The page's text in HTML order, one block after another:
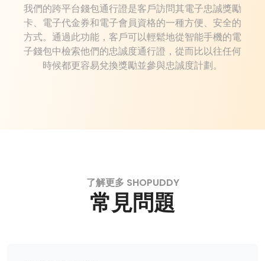
我們的跨平台錢包通行證是客戶訪問其電子忠誠獎勵
卡、電子代金券和電子會員資格的一種方便、安全的
方式。通過此功能，客戶可以輕鬆地從智能手機的電
子錢包中檢索他們的忠誠度通行證，從而比以往任何
時候都更容易兌換獎勵並參與忠誠度計劃。
了解更多 SHOPUDDY
常見問題